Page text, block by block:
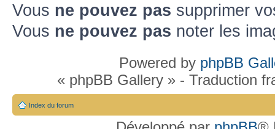
Vous ne pouvez pas supprimer
Vous ne pouvez pas noter les
Powered by phpBB
« phpBB Gallery » - Traduction
Index du forum